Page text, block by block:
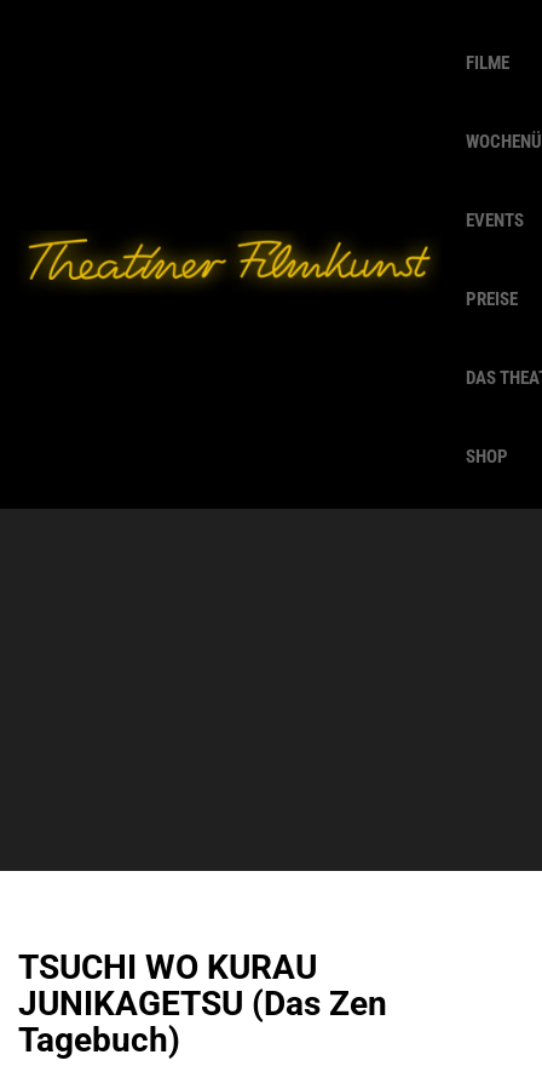
FILME
EVENTS
PREISE
DAS
SHOP
TSUCHI WO KURAU
JUNIKAGETSU (Das Zen
Tagebuch)